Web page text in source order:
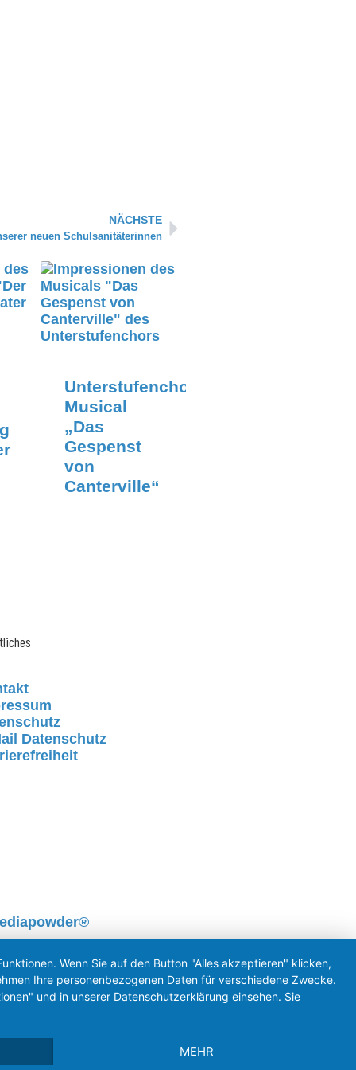
NÄCHSTE
neuen Schulsanitäterinnen
Nächster
Unterstufenchor-
Musical
„Das
Gespenst
von
Canterville“
Datenschutz
Wenn Sie auf den Button "Alles akzeptieren" klicken,
Ihre personenbezogenen Daten für verschiedene Zwecke.
und in unserer Datenschutzerklärung einsehen. Sie
MEHR